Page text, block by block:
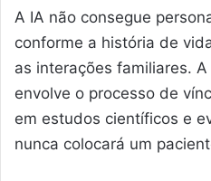
A IA não consegue
conforme a história de
as interações familiares.
envolve o processo de
em estudos científicos e
nunca colocará um